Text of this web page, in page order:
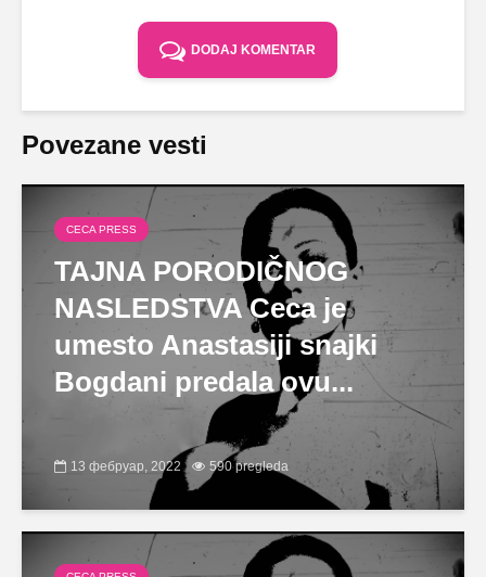
DODAJ KOMENTAR
Povezane vesti
CECA PRESS
TAJNA PORODIČNOG
NASLEDSTVA Ceca je
umesto Anastasiji snajki
Bogdani predala ovu...
13 фебруар, 2022 590 pregleda